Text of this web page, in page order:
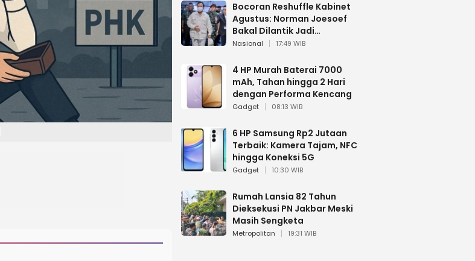
Bocoran Reshuffle Kabinet
Agustus: Norman Joesoef
Bakal Dilantik Jadi
Wamenhan RI
Nasional 17:49 WIB
4 HP Murah Baterai 7000
mAh, Tahan hingga 2 Hari
dengan Performa Kencang
Gadget 08:13 WIB
6 HP Samsung Rp2 Jutaan
Terbaik: Kamera Tajam, NFC
hingga Koneksi 5G
Gadget 10:30 WIB
Rumah Lansia 82 Tahun
Dieksekusi PN Jakbar Meski
Masih Sengketa
Metropolitan 19:31 WIB